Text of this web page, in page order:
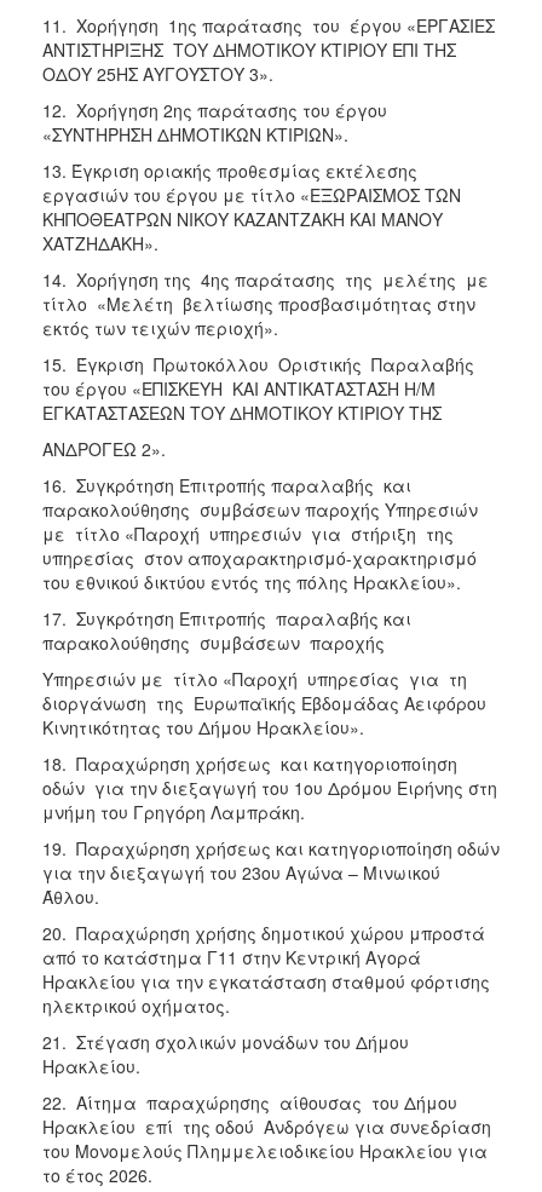
11. Χορήγηση 1ης παράτασης του έργου «ΕΡΓΑΣΙΕΣ
ΑΝΤΙΣΤΗΡΙΞΗΣ ΤΟΥ ΔΗΜΟΤΙΚΟΥ ΚΤΙΡΙΟΥ ΕΠΙ ΤΗΣ
ΟΔΟΥ 25ΗΣ ΑΥΓΟΥΣΤΟΥ 3».
12. Χορήγηση 2ης παράτασης του έργου
«ΣΥΝΤΗΡΗΣH ΔΗΜΟΤΙΚΩΝ ΚΤΙΡΙΩΝ».
13. Έγκριση οριακής προθεσμίας εκτέλεσης
εργασιών του έργου με τίτλο «ΕΞΩΡΑΙΣΜΟΣ ΤΩΝ
ΚΗΠΟΘΕΑΤΡΩΝ ΝΙΚΟY ΚΑΖΑΝΤΖΑΚΗ ΚΑΙ ΜΑΝΟΥ
ΧΑΤΖΗΔΑΚΗ».
14. Χορήγηση της 4ης παράτασης της μελέτης με
τίτλο «Μελέτη βελτίωσης προσβασιμότητας στην
εκτός των τειχών περιοχή».
15. Έγκριση Πρωτοκόλλου Οριστικής Παραλαβής
του έργου «ΕΠΙΣΚΕΥΗ ΚΑΙ ΑΝΤΙΚΑΤΑΣΤΑΣΗ Η/Μ
ΕΓΚΑΤΑΣΤΑΣΕΩΝ ΤΟΥ ΔΗΜΟΤΙΚΟΥ ΚΤΙΡΙΟΥ ΤΗΣ
ΑΝΔΡΟΓΕΩ 2».
16. Συγκρότηση Επιτροπής παραλαβής και
παρακολούθησης συμβάσεων παροχής Υπηρεσιών
με τίτλο «Παροχή υπηρεσιών για στήριξη της
υπηρεσίας στον αποχαρακτηρισμό-χαρακτηρισμό
του εθνικού δικτύου εντός της πόλης Ηρακλείου».
17. Συγκρότηση Επιτροπής παραλαβής και
παρακολούθησης συμβάσεων παροχής
Υπηρεσιών με τίτλο «Παροχή υπηρεσίας για τη
διοργάνωση της Ευρωπαϊκής Εβδομάδας Αειφόρου
Κινητικότητας του Δήμου Ηρακλείου».
18. Παραχώρηση χρήσεως και κατηγοριοποίηση
οδών για την διεξαγωγή του 1ου Δρόμου Ειρήνης στη
μνήμη του Γρηγόρη Λαμπράκη.
19. Παραχώρηση χρήσεως και κατηγοριοποίηση οδών
για την διεξαγωγή του 23ου Αγώνα – Μινωικού
Άθλου.
20. Παραχώρηση χρήσης δημοτικού χώρου μπροστά
από το κατάστημα Γ11 στην Κεντρική Αγορά
Ηρακλείου για την εγκατάσταση σταθμού φόρτισης
ηλεκτρικού οχήματος.
21. Στέγαση σχολικών μονάδων του Δήμου
Ηρακλείου.
22. Αίτημα παραχώρησης αίθουσας του Δήμου
Ηρακλείου επί της οδού Ανδρόγεω για συνεδρίαση
του Μονομελούς Πλημμελειοδικείου Ηρακλείου για
το έτος 2026.